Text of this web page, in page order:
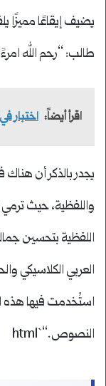
يضيف إيقاعًا مميزًا
طالب: “رحم الله
اقرأ أيضاً: اختبار
يجدر بالذكر أن
واللفظية، حيث ترمي
اللفظية بتحسين
العربي الكلاسيكي
استُخدمت فيها هذه
النصوص.“`html